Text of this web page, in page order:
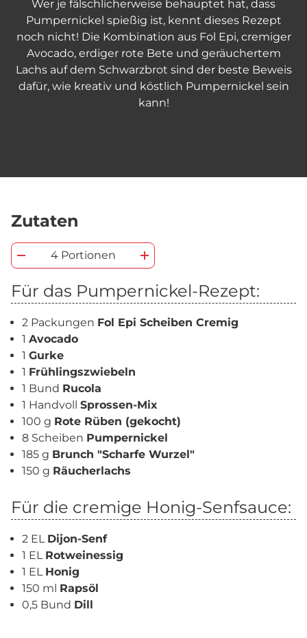
Wer je fälschlicherweise behauptet hat, dass
Pumpernickel spießig ist, kennt dieses Rezept
noch nicht! Die Kombination aus Fol Epi, cremiger
Avocado, erdiger rote Bete und geräuchertem
Lachs auf dem Schwarzbrot sind der beste Beweis
dafür, wie kreativ und köstlich Pumpernickel sein
kann!
Zutaten
4 Portionen
Für das Pumpernickel-Rezept:
2 Packungen Fol Epi Scheiben Cremig
1 Avocado
1 Gurke
1 Frühlingszwiebeln
1 Bund Rucola
1 Handvoll Sprossen-Mix
100 g Rote Rüben (gekocht)
8 Scheiben Pumpernickel
185 g Brunch "Scharfe Wurzel"
150 g Räucherlachs
Für die cremige Honig-Senfsauce:
2 EL Dijon-Senf
1 EL Rotweinessig
1 EL Honig
150 ml Rapsöl
0,5 Bund Dill